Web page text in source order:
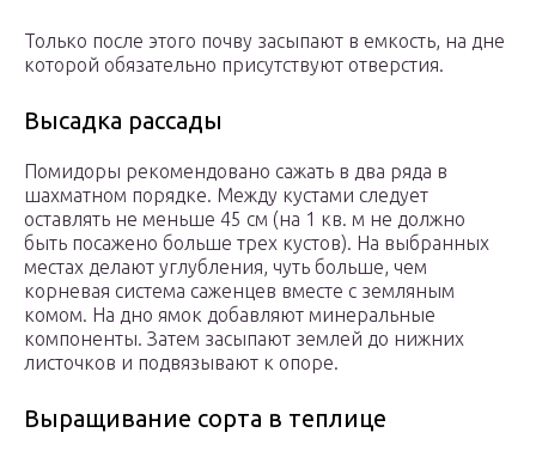
Только после этого почву засыпают в емкость, на дне
которой обязательно присутствуют отверстия.
Высадка рассады
Помидоры рекомендовано сажать в два ряда в
шахматном порядке. Между кустами следует
оставлять не меньше 45 см (на 1 кв. м не должно
быть посажено больше трех кустов). На выбранных
местах делают углубления, чуть больше, чем
корневая система саженцев вместе с земляным
комом. На дно ямок добавляют минеральные
компоненты. Затем засыпают землей до нижних
листочков и подвязывают к опоре.
Выращивание сорта в теплице